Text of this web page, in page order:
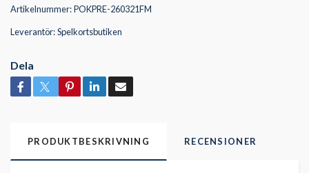
Artikelnummer:POKPRE-260321FM
Leverantör:Spelkortsbutiken
Dela
PRODUKTBESKRIVNING RECENSIONER